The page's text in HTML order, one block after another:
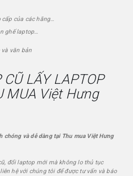
cấp của các hãng…
ghế laptop…
LẤY LAPTOP
MUA Việt Hưng
chóng và dễ dàng tại Thu mua Việt Hưng
đổi laptop mới mà không lo thủ tục
hệ với chúng tôi để được tư vấn và báo